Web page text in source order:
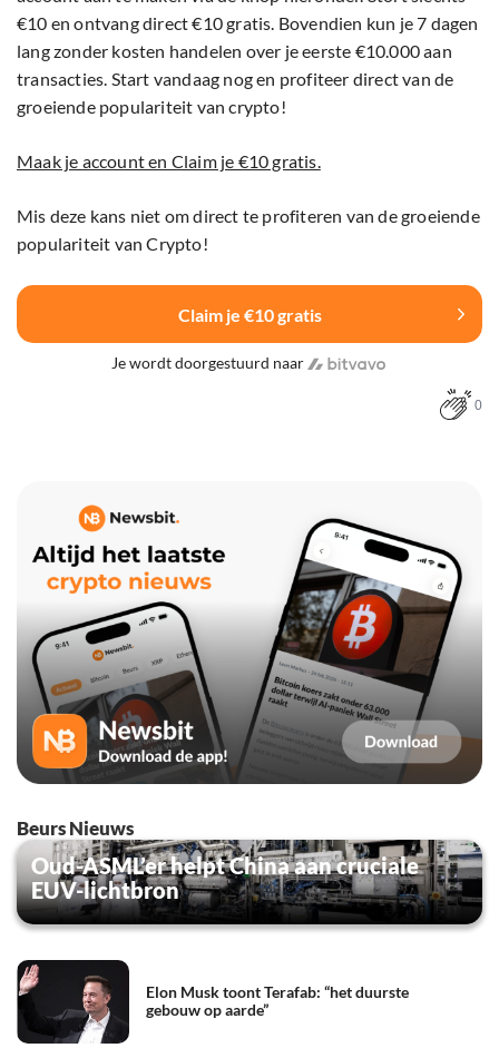
€10 en ontvang direct €10 gratis. Bovendien kun je 7 dagen
lang zonder kosten handelen over je eerste €10.000 aan
transacties. Start vandaag nog en profiteer direct van de
groeiende populariteit van crypto!
Maak je account en Claim je €10 gratis.
Mis deze kans niet om direct te profiteren van de groeiende
populariteit van Crypto!
Claim je €10 gratis
Je wordt doorgestuurd naar
0
Beurs Nieuws
Oud-ASML’er helpt China aan cruciale
EUV-lichtbron
Elon Musk toont Terafab: “het duurste
gebouw op aarde”